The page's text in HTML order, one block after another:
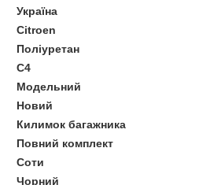
Україна
Citroen
Поліуретан
C4
Модельний
Новий
Килимок багажника
Повний комплект
Соти
Чорний